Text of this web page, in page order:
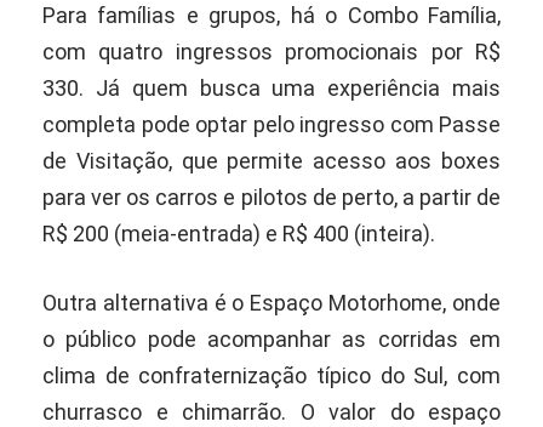
Para famílias e grupos, há o Combo Família,
com quatro ingressos promocionais por R$
330. Já quem busca uma experiência mais
completa pode optar pelo ingresso com Passe
de Visitação, que permite acesso aos boxes
para ver os carros e pilotos de perto, a partir de
R$ 200 (meia-entrada) e R$ 400 (inteira).
Outra alternativa é o Espaço Motorhome, onde
o público pode acompanhar as corridas em
clima de confraternização típico do Sul, com
churrasco e chimarrão. O valor do espaço